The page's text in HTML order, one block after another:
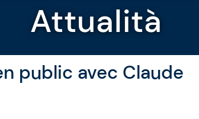
Attualità
public avec Claude